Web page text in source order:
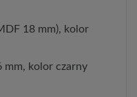
18 mm), kolor
mm, kolor czarny